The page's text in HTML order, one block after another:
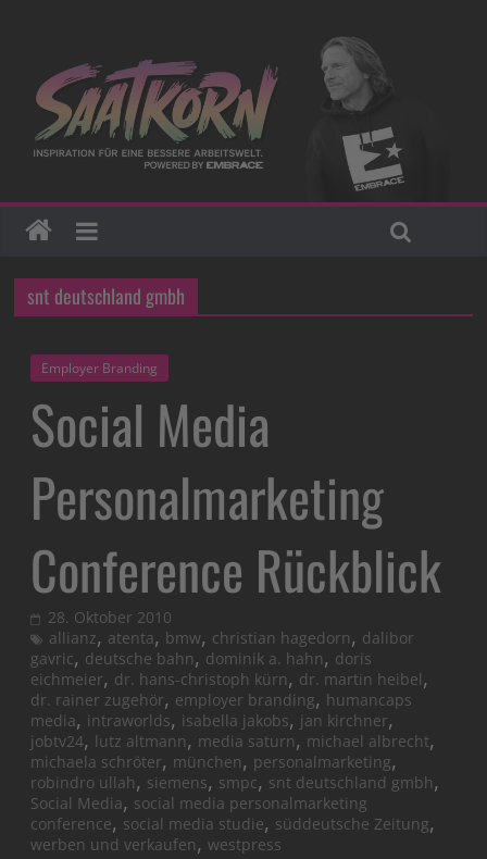
snt deutschland gmbh
Employer Branding
Social Media
Personalmarketing
Conference Rückblick
28. Oktober 2010
allianz, atenta, bmw, christian hagedorn, dalibor
gavric, deutsche bahn, dominik a. hahn, doris
eichmeier, dr. hans-christoph kürn, dr. martin heibel,
dr. rainer zugehör, employer branding, humancaps
media, intraworlds, isabella jakobs, jan kirchner,
jobtv24, lutz altmann, media saturn, michael albrecht,
michaela schröter, münchen, personalmarketing,
robindro ullah, siemens, smpc, snt deutschland gmbh,
Social Media, social media personalmarketing
conference, social media studie, süddeutsche Zeitung,
werben und verkaufen,westpress